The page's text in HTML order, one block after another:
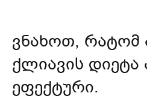
ვნახოთ, რატომ
ქლიავის დიეტა
ეფექტური.